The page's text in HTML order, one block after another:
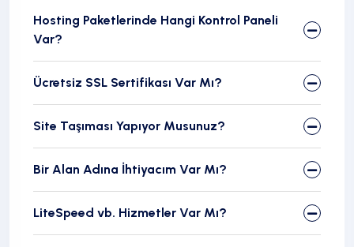
Hosting Paketlerinde Hangi Kontrol Paneli
Var?
Ücretsiz SSL Sertifikası Var Mı?
Site Taşıması Yapıyor Musunuz?
Bir Alan Adına İhtiyacım Var Mı?
LiteSpeed vb. Hizmetler Var Mı?